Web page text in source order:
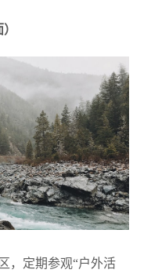
，定期参观“户外活